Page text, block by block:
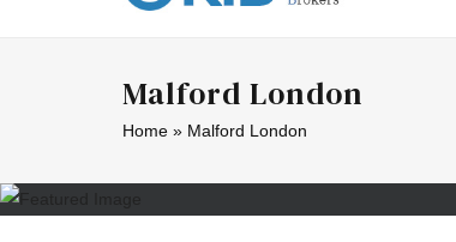
Malford London
Home » Malford London